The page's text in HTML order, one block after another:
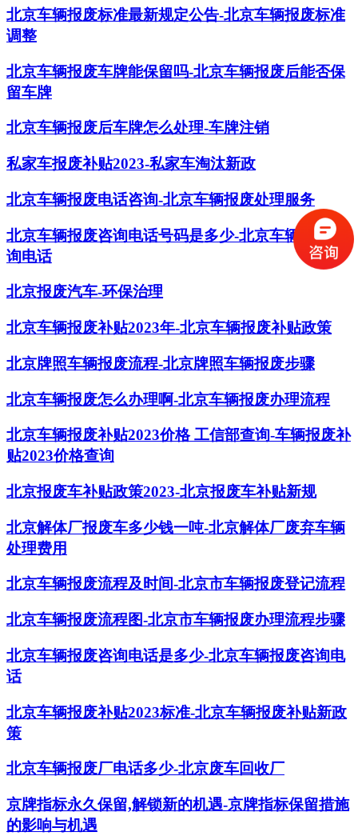
北京车辆报废标准最新规定公告-北京车辆报废标准
调整
北京车辆报废车牌能保留吗-北京车辆报废后能否保
留车牌
北京车辆报废后车牌怎么处理-车牌注销
私家车报废补贴2023-私家车淘汰新政
北京车辆报废电话咨询-北京车辆报废处理服务
北京车辆报废咨询电话号码是多少-北京车辆报废咨
询电话
北京报废汽车-环保治理
北京车辆报废补贴2023年-北京车辆报废补贴政策
北京牌照车辆报废流程-北京牌照车辆报废步骤
北京车辆报废怎么办理啊-北京车辆报废办理流程
北京车辆报废补贴2023价格 工信部查询-车辆报废补
贴2023价格查询
北京报废车补贴政策2023-北京报废车补贴新规
北京解体厂报废车多少钱一吨-北京解体厂废弃车辆
处理费用
北京车辆报废流程及时间-北京市车辆报废登记流程
北京车辆报废流程图-北京市车辆报废办理流程步骤
北京车辆报废咨询电话是多少-北京车辆报废咨询电
话
北京车辆报废补贴2023标准-北京车辆报废补贴新政
策
北京车辆报废厂电话多少-北京废车回收厂
京牌指标永久保留,解锁新的机遇-京牌指标保留措施
的影响与机遇